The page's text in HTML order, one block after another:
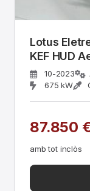
Lotus
KEF HUD
10-2023
675 kW
87.850
amb tot inclòs